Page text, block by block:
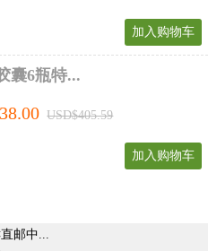
加入购物车
囊6瓶特...
USD$405.59
加入购物车
邮中...